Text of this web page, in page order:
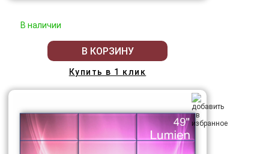
В наличии
В КОРЗИНУ
Купить в 1 клик